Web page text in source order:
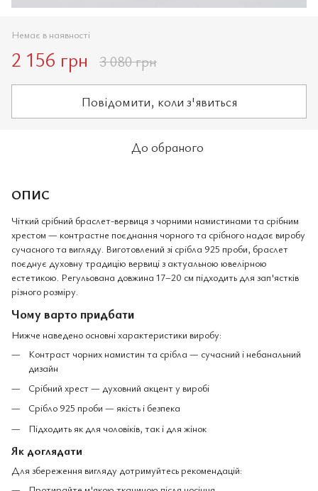
Немає в наявності
2 156 грн 3 080 грн
Повідомити, коли з'явиться
До обраного
ОПИС
Чіткий срібний браслет-вервиця з чорними намистинами та срібним
хрестом — контрастне поєднання чорного та срібного надає виробу
сучасного та вигляду. Виготовлений зі срібла 925 проби, браслет
поєднує духовну традицію вервиці з актуальною ювелірною
естетикою. Регульована довжина 17–20 см підходить для зап'ястків
різного розміру.
Чому варто придбати
Нижче наведено основні характеристики виробу:
Контраст чорних намистин та срібла — сучасний і небанальний
дизайн
Срібний хрест — духовний акцент у виробі
Срібло 925 проби — якість і безпека
Підходить як для чоловіків, так і для жінок
Як доглядати
Для збереження вигляду дотримуйтесь рекомендацій: